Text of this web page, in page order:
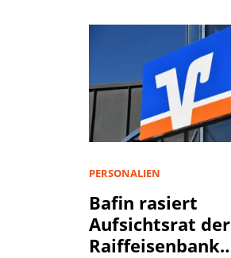
PERSONALIEN
Bafin rasiert
Aufsichtsrat der
Raiffeisenbank